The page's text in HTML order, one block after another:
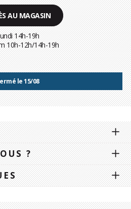
AU MAGASIN
14h-19h
10h-12h/14h-19h
le 15/08
?